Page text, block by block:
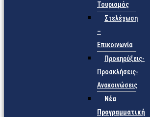
Τουρισμός
Στελέχωση
–
Επικοινωνία
Προκηρύξεις-
Προσκλήσεις-
Ανακοινώσεις
Νέα
Προγραμματική